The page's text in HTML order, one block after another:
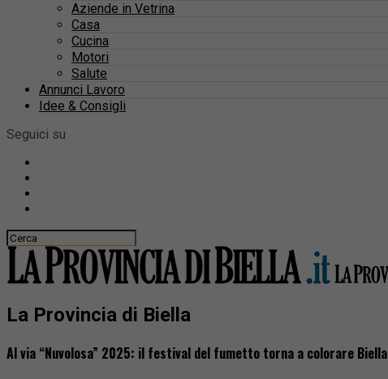
Aziende in Vetrina
Casa
Cucina
Motori
Salute
Annunci Lavoro
Idee & Consigli
Seguici su
La Provincia di Biella
Al via “Nuvolosa” 2025: il festival del fumetto torna a colorare Biella